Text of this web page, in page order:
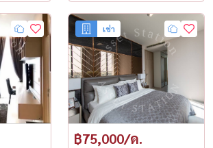
เช่า
฿75,000/ด.